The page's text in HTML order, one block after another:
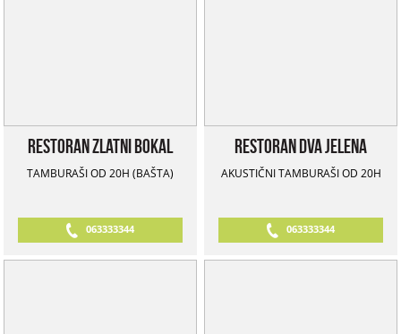
Restoran Zlatni Bokal
TAMBURAŠI OD 20H (BAŠTA)
063333344
Restoran Dva Jelena
AKUSTIČNI TAMBURAŠI OD 20H
063333344